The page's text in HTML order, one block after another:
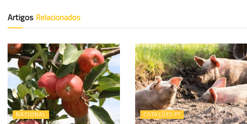
Artigos Relacionados
NACIONAL COTAÇÕES PT